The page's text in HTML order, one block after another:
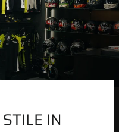
IN